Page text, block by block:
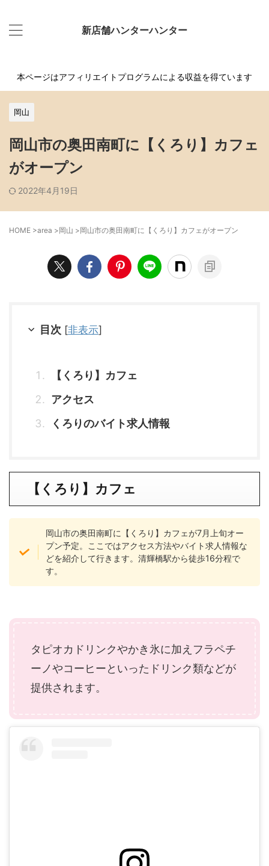
新店舗ハンターハンター
本ページはアフィリエイトプログラムによる収益を得ています
岡山
岡山市の奥田南町に【くろり】カフェ
がオープン
2022年4月19日
HOME >area >岡山 >岡山市の奥田南町に【くろり】カフェがオープン
目次 [非表示]
【くろり】カフェ
アクセス
くろりのバイト求人情報
【くろり】カフェ
岡山市の奥田南町に【くろり】カフェが7月上旬オー
プン予定。ここではアクセス方法やバイト求人情報な
どを紹介して行きます。清輝橋駅から徒歩16分程で
す。
タピオカドリンクやかき氷に加えフラペチ
ーノやコーヒーといったドリンク類などが
提供されます。